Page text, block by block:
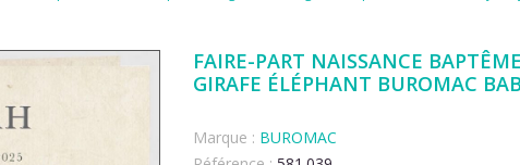
FAIRE-PART NAISSANCE
GIRAFE ÉLÉPHANT BUROMAC
Marque : BUROMAC